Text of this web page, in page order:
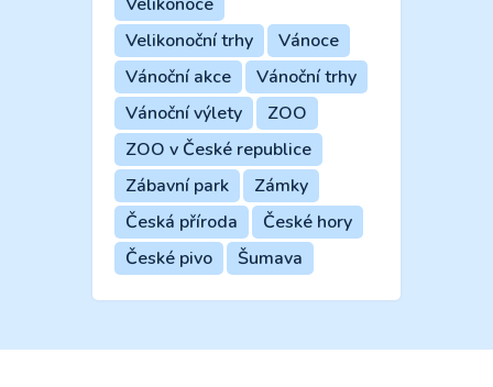
Velikonoční trhy
Vánoce
Vánoční akce
Vánoční trhy
Vánoční výlety
ZOO
ZOO v České republice
Zábavní park
Zámky
Česká příroda
České hory
České pivo
Šumava